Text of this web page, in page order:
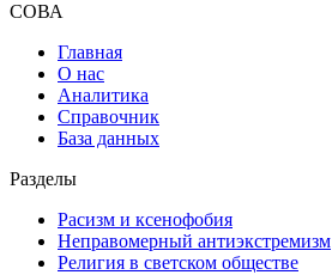
СОВА
Главная
О нас
Аналитика
Справочник
База данных
Разделы
Расизм и ксенофобия
Неправомерный антиэкстремизм
Религия в светском обществе